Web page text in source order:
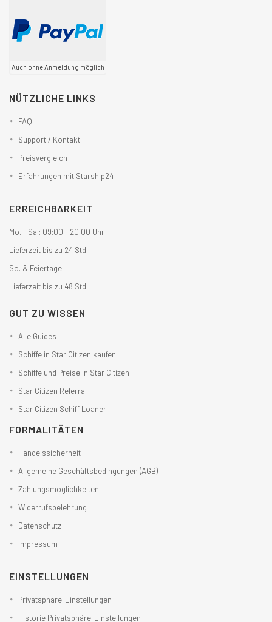
Auch ohne Anmeldung möglich
NÜTZLICHE LINKS
FAQ
Support / Kontakt
Preisvergleich
Erfahrungen mit Starship24
ERREICHBARKEIT
Mo. - Sa.: 09:00 - 20:00 Uhr
Lieferzeit bis zu 24 Std.
So. & Feiertage:
Lieferzeit bis zu 48 Std.
GUT ZU WISSEN
Alle Guides
Schiffe in Star Citizen kaufen
Schiffe und Preise in Star Citizen
Star Citizen Referral
Star Citizen Schiff Loaner
FORMALITÄTEN
Handelssicherheit
Allgemeine Geschäftsbedingungen (AGB)
Zahlungsmöglichkeiten
Widerrufsbelehrung
Datenschutz
Impressum
EINSTELLUNGEN
Privatsphäre-Einstellungen
Historie Privatsphäre-Einstellungen